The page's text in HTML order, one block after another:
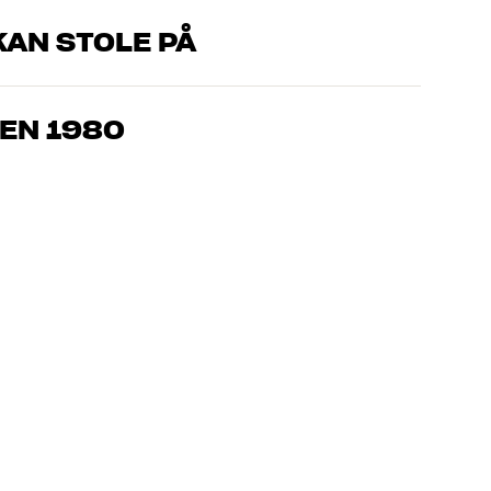
STOLE PÅ
kender produkterne og brænder for den gode lyd til både
1980